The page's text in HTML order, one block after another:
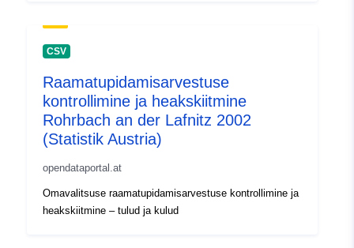
CSV
Raamatupidamisarvestuse
kontrollimine ja heakskiitmine
Rohrbach an der Lafnitz 2002
(Statistik Austria)
opendataportal.at
Omavalitsuse raamatupidamisarvestuse kontrollimine ja
heakskiitmine – tulud ja kulud